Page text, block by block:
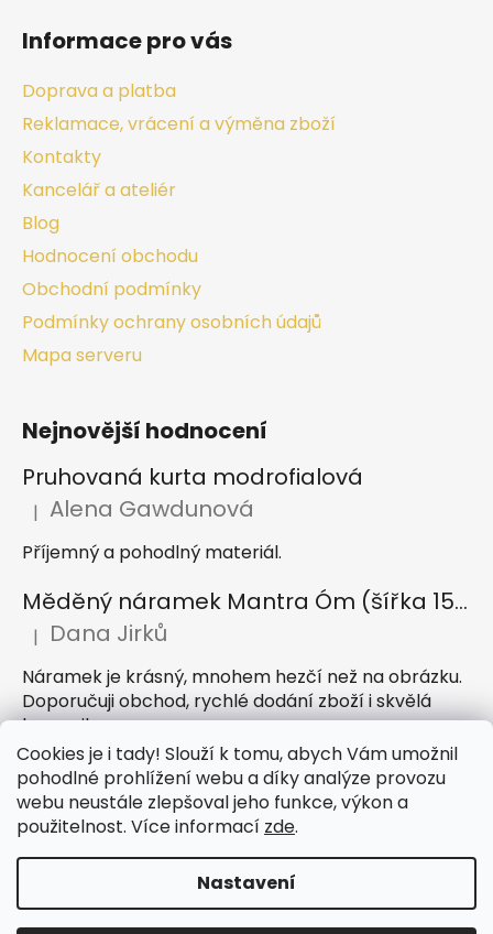
Cookies je i tady! Slouží k tomu, abych Vám umožnil
pohodlné prohlížení webu a díky analýze provozu
webu neustále zlepšoval jeho funkce, výkon a
použitelnost. Více informací zde.
Nastavení
Informace pro vás
Doprava a platba
Reklamace, vrácení a výměna zboží
Kontakty
Kancelář a ateliér
Blog
Hodnocení obchodu
Obchodní podmínky
Podmínky ochrany osobních údajů
Mapa serveru
Nejnovější hodnocení
Pruhovaná kurta modrofialová
Hodnocení produktu je 5 z 5 hvězdiček.
| Alena Gawdunová
Příjemný a pohodlný materiál.
Měděný náramek Mantra Óm (šířka 15 mm)
Hodnocení produktu je 5 z 5 hvězdiček.
| Dana Jirků
Náramek je krásný, mnohem hezčí než na obrázku.
Doporučuji obchod, rychlé dodání zboží i skvělá
komunikace
Hodnocení produktu je 5 z 5 hvězdiček.
| Petra Hejátková